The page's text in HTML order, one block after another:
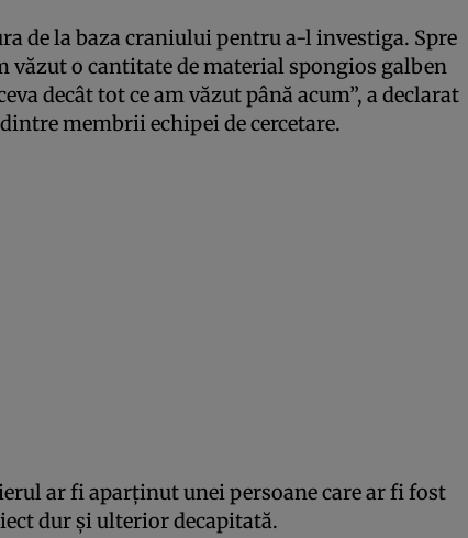
de la baza craniului pentru a-l investiga. Spre
văzut o cantitate de material spongios galben
decât tot ce am văzut până acum”, a declarat
membrii echipei de cercetare.
ar fi aparţinut unei persoane care ar fi fost
dur şi ulterior decapitată.